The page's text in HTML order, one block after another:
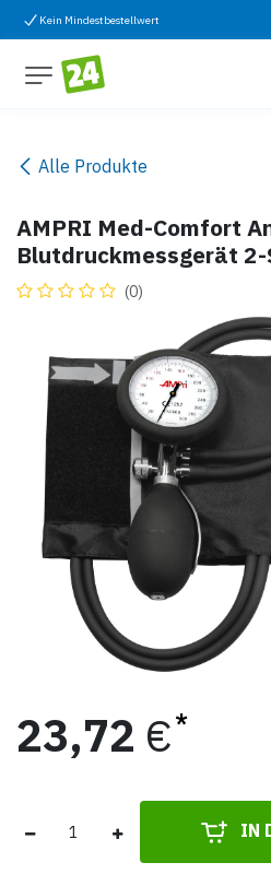
Zum Inhalt springen
Kein Mindestbestellwert
Alle Produkte
AMPRI Med-Comfort
Blutdruckmessgerät 2-
(0)
23,72 €
IN